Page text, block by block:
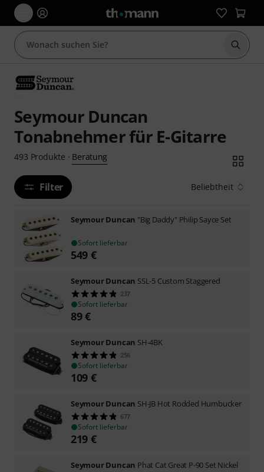
Suche
Seymour Duncan
Tonabnehmer für E-Gitarre
493 Produkte · Beratung
Filter Beliebtheit
Seymour Duncan "Big Daddy" Philip Sayce Set
Sofort lieferbar
549 €
Seymour Duncan SSL-5 Custom Staggered
237
Sofort lieferbar
89€
Seymour Duncan SH-4BK
256
Sofort lieferbar
109 €
Seymour Duncan SH-JB Hot Rodded Humbucker
677
Sofort lieferbar
219 €
Seymour Duncan Phat Cat Great P-90 Set Nickel